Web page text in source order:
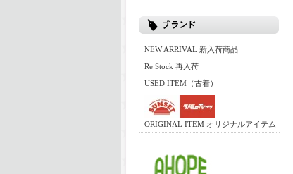
NEW ARRIVAL 新入荷商品
Re Stock 再入荷
USED ITEM（古着）
ORIGINAL ITEM オリジナルアイテム